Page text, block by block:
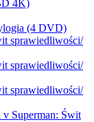
4K)
(4 DVD)
sprawiedliwości/
sprawiedliwości/
sprawiedliwości/
Superman: Świt